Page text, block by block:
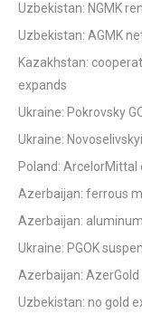
Uzbekistan: NGMK
Uzbekistan: AGMK
Kazakhstan:
expands
Ukraine: Pokrovsky
Ukraine:
Poland: ArcelorMittal
Azerbaijan: ferrous
Azerbaijan:
Ukraine: PGOK
Azerbaijan:
Uzbekistan: no gold